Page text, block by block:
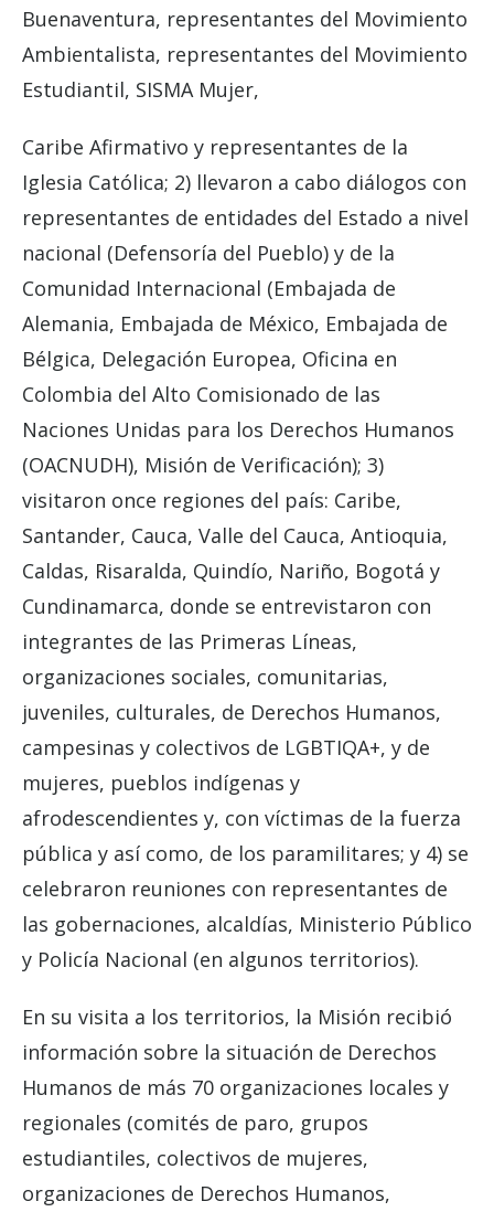
Buenaventura, representantes del Movimiento
Ambientalista, representantes del Movimiento
Estudiantil, SISMA Mujer,
Caribe Afirmativo y representantes de la
Iglesia Católica; 2) llevaron a cabo diálogos con
representantes de entidades del Estado a nivel
nacional (Defensoría del Pueblo) y de la
Comunidad Internacional (Embajada de
Alemania, Embajada de México, Embajada de
Bélgica, Delegación Europea, Oficina en
Colombia del Alto Comisionado de las
Naciones Unidas para los Derechos Humanos
(OACNUDH), Misión de Verificación); 3)
visitaron once regiones del país: Caribe,
Santander, Cauca, Valle del Cauca, Antioquia,
Caldas, Risaralda, Quindío, Nariño, Bogotá y
Cundinamarca, donde se entrevistaron con
integrantes de las Primeras Líneas,
organizaciones sociales, comunitarias,
juveniles, culturales, de Derechos Humanos,
campesinas y colectivos de LGBTIQA+, y de
mujeres, pueblos indígenas y
afrodescendientes y, con víctimas de la fuerza
pública y así como, de los paramilitares; y 4) se
celebraron reuniones con representantes de
las gobernaciones, alcaldías, Ministerio Público
y Policía Nacional (en algunos territorios).
En su visita a los territorios, la Misión recibió
información sobre la situación de Derechos
Humanos de más 70 organizaciones locales y
regionales (comités de paro, grupos
estudiantiles, colectivos de mujeres,
organizaciones de Derechos Humanos,